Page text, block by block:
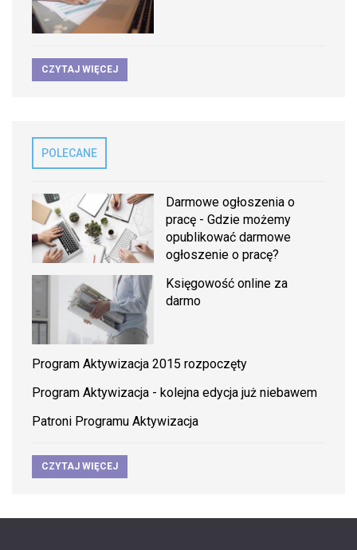
CZYTAJ WIĘCEJ
POLECANE
Darmowe ogłoszenia o
pracę - Gdzie możemy
opublikować darmowe
ogłoszenie o pracę?
Księgowość online za
darmo
Program Aktywizacja 2015 rozpoczęty
Program Aktywizacja - kolejna edycja już niebawem
Patroni Programu Aktywizacja
CZYTAJ WIĘCEJ